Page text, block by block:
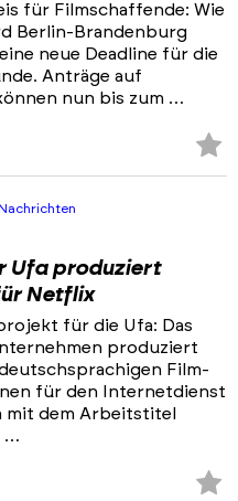
für Filmschaffende: Wie
Berlin-Brandenburg
neue Deadline für die
Anträge auf
nun bis zum …
Ufa produziert
Netflix
für die Ufa: Das
produziert
Film-
für den Internetdienst
mit dem Arbeitstitel
…